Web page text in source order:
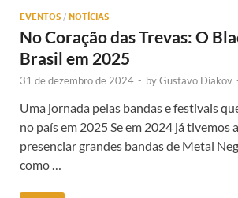
EVENTOS / NOTÍCIAS
No Coração das Trevas: O
Brasil em 2025
31 de dezembro de 2024 - byGustavo Diakov
Uma jornada pelas bandas e festivais
no país em 2025 Se em 2024 já tivemos
presenciar grandes bandas de Metal
como …